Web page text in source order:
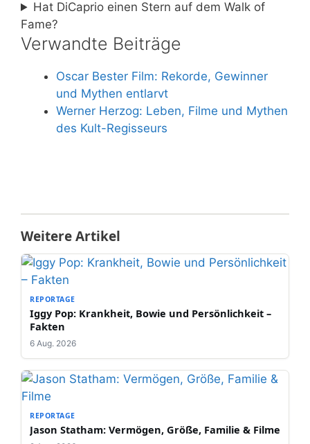
Hat DiCaprio einen Stern auf dem Walk of
Fame?
Verwandte Beiträge
Oscar Bester Film: Rekorde, Gewinner
und Mythen entlarvt
Werner Herzog: Leben, Filme und Mythen
des Kult-Regisseurs
Weitere Artikel
REPORTAGE
Iggy Pop: Krankheit, Bowie und Persönlichkeit –
Fakten
6 Aug. 2026
REPORTAGE
Jason Statham: Vermögen, Größe, Familie & Filme